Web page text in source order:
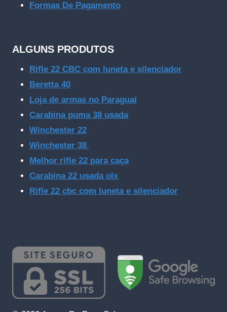
Formas De Pagamento
ALGUNS PRODUTOS
Rifle 22 CBC com luneta e silenciador
Beretta 40
Loja de armas no Paraguai
Carabina puma 38 usada
Winchester 22
Winchester 38
Melhor rifle 22 para caça
Carabina 22 usada olx
Rifle 22 cbc com luneta e silenciador